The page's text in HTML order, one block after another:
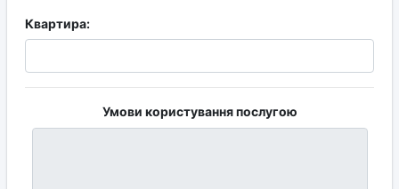
Квартира:
Умови користування послугою